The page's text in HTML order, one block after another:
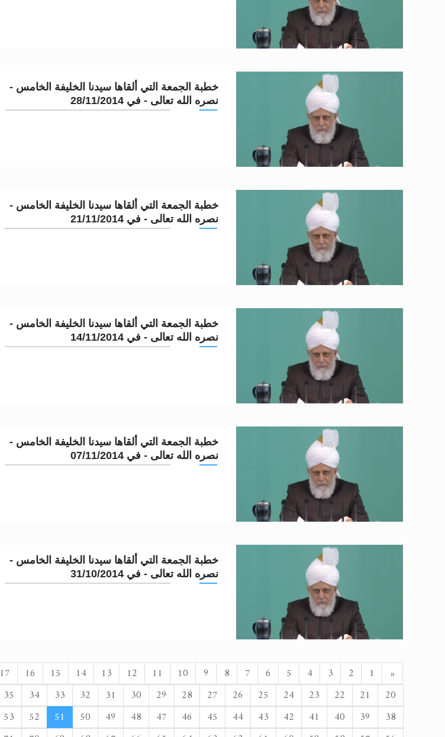
خطبة الجمعة التي ألقاها سيدنا الخليفة الخامس -
نصره الله تعالى - في 28/11/2014
خطبة الجمعة التي ألقاها سيدنا الخليفة الخامس -
نصره الله تعالى - في 21/11/2014
خطبة الجمعة التي ألقاها سيدنا الخليفة الخامس -
نصره الله تعالى - في 14/11/2014
خطبة الجمعة التي ألقاها سيدنا الخليفة الخامس -
نصره الله تعالى - في 07/11/2014
خطبة الجمعة التي ألقاها سيدنا الخليفة الخامس -
نصره الله تعالى - في 31/10/2014
« السابق1
2
3
4
5
6
7
8
9
10
11
12
13
14
15
16
17
20
21
22
23
24
25
26
27
28
29
30
31
32
33
34
35
38
39
40
41
42
43
44
45
46
47
48
49
50
51
52
53